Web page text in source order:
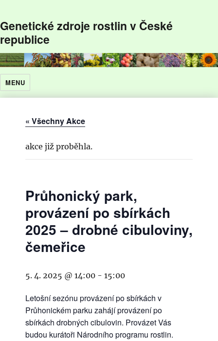
Genetické zdroje rostlin v České
republice
MENU
« Všechny Akce
akce již proběhla.
Průhonický park,
provázení po sbírkách
2025 – drobné cibuloviny,
čemeřice
5. 4. 2025 @ 14:00- 15:00
Letošní sezónu provázení po sbírkách v
Průhonickém parku zahájí provázení po
sbírkách drobných cibulovin. Provázet Vás
budou kurátoři Národního programu rostlin.